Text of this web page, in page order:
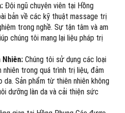
Đội ngũ chuyên viên tại Hồng
bản về các kỹ thuật massage trị
trong nghề. Sự tận tâm và am
chúng tôi mang lại liệu pháp trị
Nhiên: Chúng tôi sử dụng các loại
trong quá trình trị liệu, đảm
da. Sản phẩm từ thiên nhiên không
dưỡng làn da và cải thiện sức